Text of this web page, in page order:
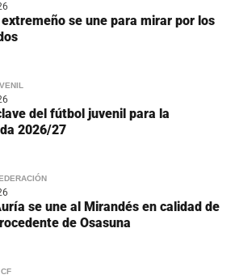
se une para mirar por los
del fútbol juvenil para la
2026/27
se une al Mirandés en calidad de
de Osasuna